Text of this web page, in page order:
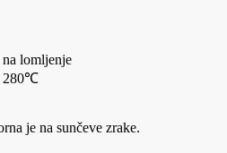
na lomljenje
280℃
je na sunčeve zrake.